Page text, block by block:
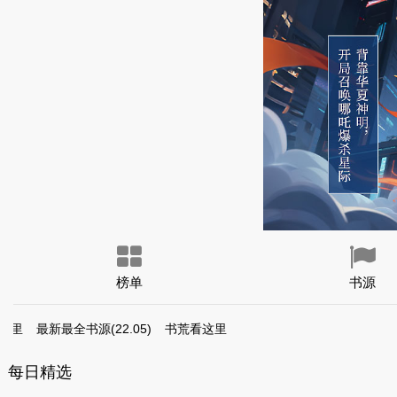
榜单 书源
里 最新最全书源(22.05) 书荒看这里
每日精选